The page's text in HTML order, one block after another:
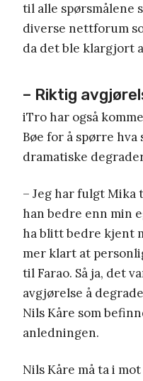
til alle spørsmålene
diverse nettforum
da det ble klargjort
– Riktig
iTro har også
Bøe for å spørre hva
dramatiske
– Jeg har fulgt
han bedre enn min
ha blitt bedre kjent
mer klart at
til Farao. Så ja, det
avgjørelse å
Nils Kåre som
anledningen.
Nils Kåre må ta i